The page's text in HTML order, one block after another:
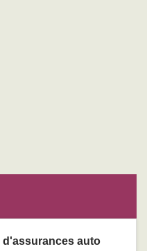
d'assurances auto